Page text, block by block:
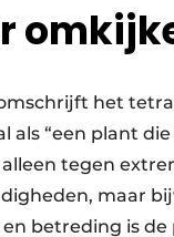
het
als “een plant
tegen
maar
betreding is